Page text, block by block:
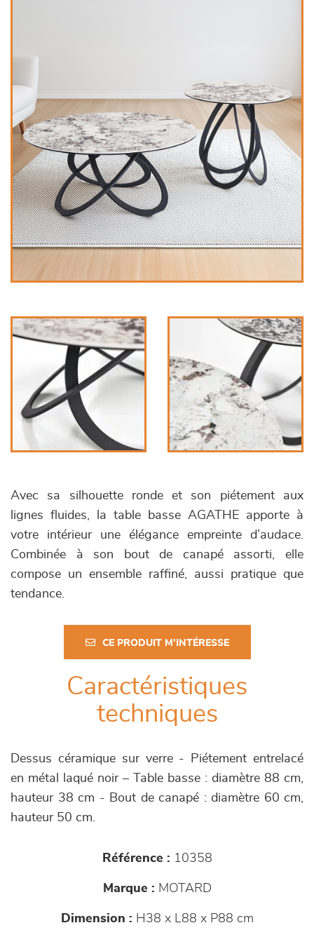
Avec sa silhouette ronde et son piétement aux
lignes fluides, la table basse AGATHE apporte à
votre intérieur une élégance empreinte d’audace.
Combinée à son bout de canapé assorti, elle
compose un ensemble raffiné, aussi pratique que
tendance.
CE PRODUIT M'INTÉRESSE
Caractéristiques
techniques
Dessus céramique sur verre - Piétement entrelacé
en métal laqué noir – Table basse : diamètre 88 cm,
hauteur 38 cm - Bout de canapé : diamètre 60 cm,
hauteur 50 cm.
Référence : 10358
Marque : MOTARD
Dimension : H38 x L88 x P88 cm